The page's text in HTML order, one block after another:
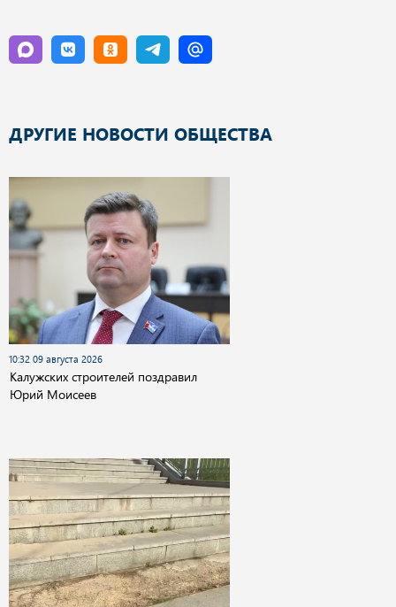
ДРУГИЕ НОВОСТИ ОБЩЕСТВА
10:32 09 августа 2026
Калужских строителей поздравил
Юрий Моисеев